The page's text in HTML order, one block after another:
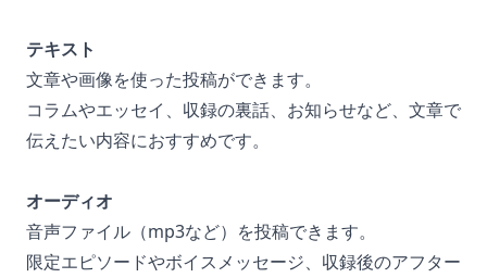
テキスト
文章や画像を使った投稿ができます。
コラムやエッセイ、収録の裏話、お知らせなど、文章で
伝えたい内容におすすめです。
オーディオ
音声ファイル（mp3など）を投稿できます。
限定エピソードやボイスメッセージ、収録後のアフター